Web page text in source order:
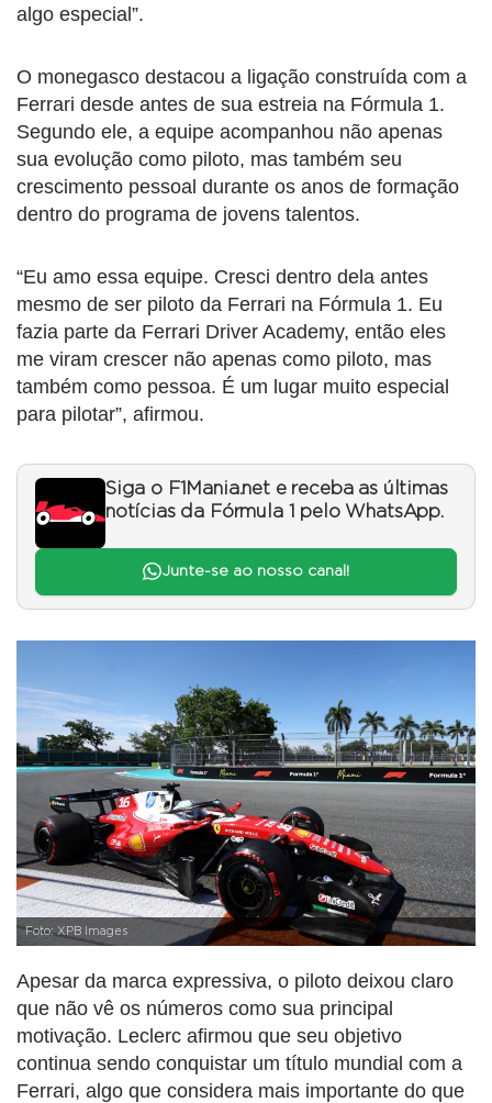
algo especial”.
O monegasco destacou a ligação construída com a
Ferrari desde antes de sua estreia na Fórmula 1.
Segundo ele, a equipe acompanhou não apenas
sua evolução como piloto, mas também seu
crescimento pessoal durante os anos de formação
dentro do programa de jovens talentos.
“Eu amo essa equipe. Cresci dentro dela antes
mesmo de ser piloto da Ferrari na Fórmula 1. Eu
fazia parte da Ferrari Driver Academy, então eles
me viram crescer não apenas como piloto, mas
também como pessoa. É um lugar muito especial
para pilotar”, afirmou.
Siga o F1Mania.net e receba as últimas
notícias da Fórmula 1 pelo WhatsApp.
Junte-se ao nosso canal!
Foto: XPB Images
Apesar da marca expressiva, o piloto deixou claro
que não vê os números como sua principal
motivação. Leclerc afirmou que seu objetivo
continua sendo conquistar um título mundial com a
Ferrari, algo que considera mais importante do que